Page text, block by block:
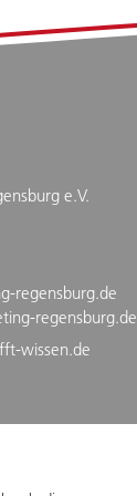
e.V.
regensburg.de
regensburg.de
wissen.de